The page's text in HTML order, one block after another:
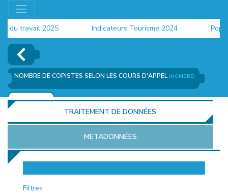
travail 2025 Indicateurs Tourisme 2024
NOMBRE DE COPISTES SELON LES COURS D'APPEL (NOMBRE)
AJOUTER
TRAITEMENT DE DONNÉES
METADONNÉES
Filtres